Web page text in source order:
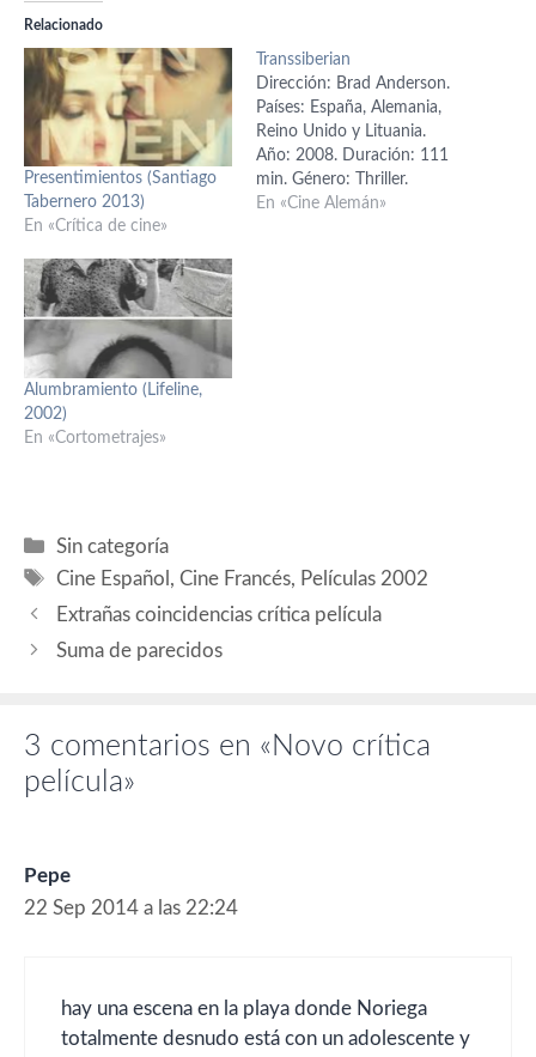
Relacionado
Presentimientos (Santiago
Tabernero 2013)
En «Crítica de cine»
Transsiberian
Dirección: Brad Anderson.
Países: España, Alemania,
Reino Unido y Lituania.
Año: 2008. Duración: 111
min. Género: Thriller.
Interpretación: Woody
En «Cine Alemán»
Alumbramiento (Lifeline,
2002)
En «Cortometrajes»
Categorías
Sin categoría
Etiquetas
Cine Español ,Cine Francés, Películas 2002
Extrañas coincidencias crítica película
Suma de parecidos
3 comentarios en «Novo crítica
película»
Pepe
22 Sep 2014 a las 22:24
hay una escena en la playa donde Noriega
totalmente desnudo está con un adolescente y